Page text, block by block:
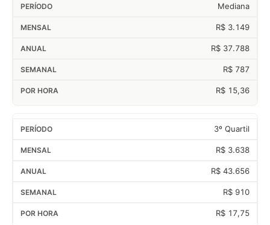
Mediana
R$ 3.149
R$ 37.788
R$ 787
R$ 15,36
3º Quartil
R$ 3.638
R$ 43.656
R$ 910
R$ 17,75